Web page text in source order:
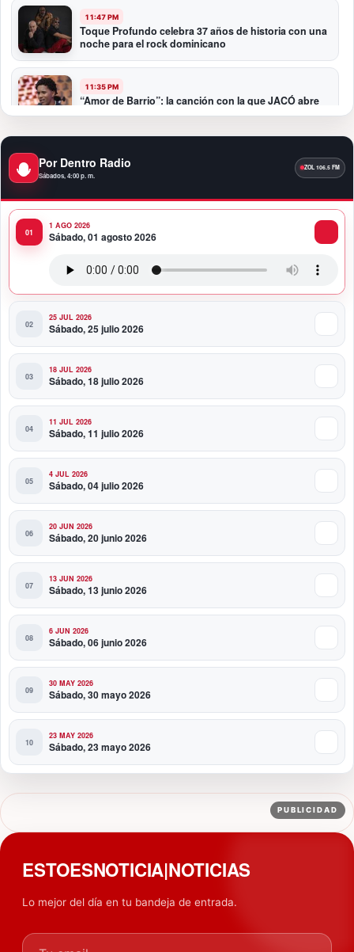
11:47 PM
Toque Profundo celebra 37 años de historia con una
noche para el rock dominicano
11:35 PM
“Amor de Barrio”: la canción con la que JACÓ abre
un nuevo capítulo en la bachata
Presidente Abinader participa en la transmisión de
mando presidencial de Abelardo de la Espriella en
10:34 PM
Presidente Abinader participa en la transmisión de
Colombia
Por Dentro Radio
Sábados, 4:00 p. m.
1 AGO 2026
Sábado, 01 agosto 2026
25 JUL 2026
Sábado, 25 julio 2026
18 JUL 2026
Sábado, 18 julio 2026
11 JUL 2026
Sábado, 11 julio 2026
4 JUL 2026
Sábado, 04 julio 2026
20 JUN 2026
Sábado, 20 junio 2026
13 JUN 2026
Sábado, 13 junio 2026
6 JUN 2026
Sábado, 06 junio 2026
30 MAY 2026
Sábado, 30 mayo 2026
23 MAY 2026
Sábado, 23 mayo 2026
PUBLICIDAD
ESTOESNOTICIA|NOTICIAS
Lo mejor del día en tu bandeja de entrada.
Tu email